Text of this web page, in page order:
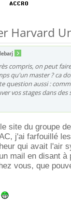
Harvard
lebarj
compris, on peut
qu'un master ? ca
question aussi :
vos stages dans des
site du groupe
j'ai farfouillé
qui avait l'air
mail en disant à
vous, que